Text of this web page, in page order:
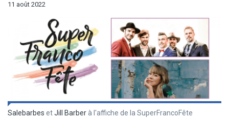
11 août 2022
Salebarbes etJill Barber à l'affiche de la SuperFrancoFête